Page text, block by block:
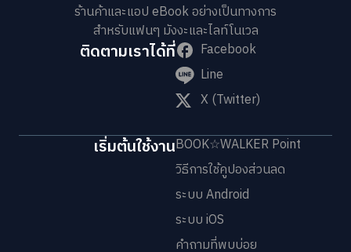
ร้านค้าและแอป eBook อย่างเป็นทางการ
สำหรับแฟนๆ มังงะและไลท์โนเวล
ติดตามเราได้ที่
Facebook
Line
X (Twitter)
เริ่มต้นใช้งานBOOK☆WALKER Point
วิธีการใช้คูปองส่วนลด
ระบบ Android
ระบบ iOS
คำถามที่พบบ่อย